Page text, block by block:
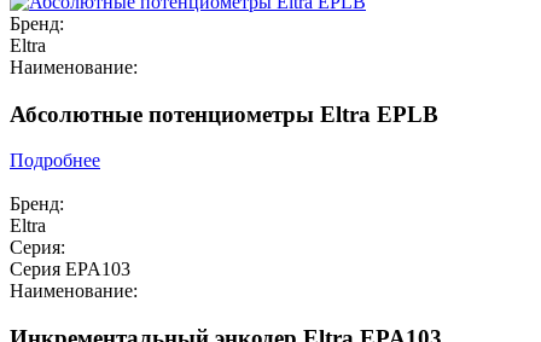
Бренд:
Eltra
Наименование:
Абсолютные потенциометры Eltra EPLB
Подробнее
Бренд:
Eltra
Серия:
Серия EPA103
Наименование: